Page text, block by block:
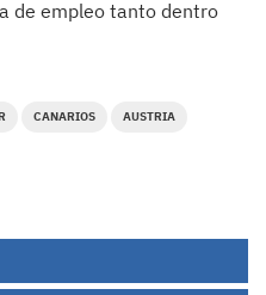
de empleo tanto dentro
CANARIOS AUSTRIA